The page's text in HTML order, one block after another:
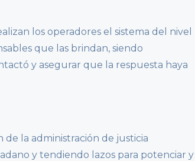
los operadores el sistema del nivel
que las brindan, siendo
y asegurar que la respuesta haya
la administración de justicia
y tendiendo lazos para potenciar y